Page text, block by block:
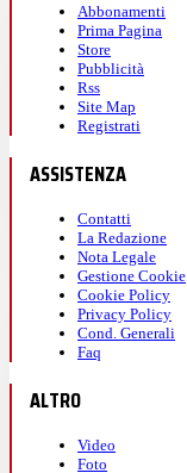
Abbonamenti
Prima Pagina
Store
Pubblicità
Rss
Site Map
Registrati
ASSISTENZA
Contatti
La Redazione
Nota Legale
Gestione Cookie
Cookie Policy
Privacy Policy
Cond. Generali
Faq
ALTRO
Video
Foto